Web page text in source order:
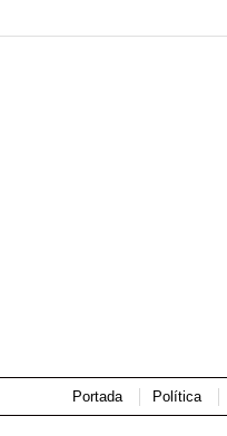
Portada Política